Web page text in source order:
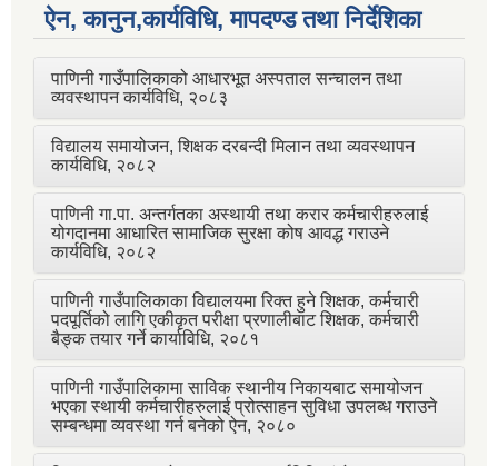
ऐन, कानुन,कार्यविधि, मापदण्ड तथा निर्देशिका
पाणिनी गाउँपालिकाको आधारभूत अस्पताल सन्चालन तथा
व्यवस्थापन कार्यविधि, २०८३
विद्यालय समायोजन, शिक्षक दरबन्दी मिलान तथा व्यवस्थापन
कार्यविधि, २०८२
पाणिनी गा.पा. अन्तर्गतका अस्थायी तथा करार कर्मचारीहरुलाई
योगदानमा आधारित सामाजिक सुरक्षा कोष आवद्ध गराउने
कार्यविधि, २०८२
पाणिनी गाउँपालिकाका विद्यालयमा रिक्त हुने शिक्षक, कर्मचारी
पदपूर्तिको लागि एकीकृत परीक्षा प्रणालीबाट शिक्षक, कर्मचारी
बैङ्क तयार गर्ने कार्याविधि, २०८१
पाणिनी गाउँपालिकामा साविक स्थानीय निकायबाट समायोजन
भएका स्थायी कर्मचारीहरुलाई प्रोत्साहन सुविधा उपलब्ध गराउने
सम्बन्धमा व्यवस्था गर्न बनेको ऐन, २०८०